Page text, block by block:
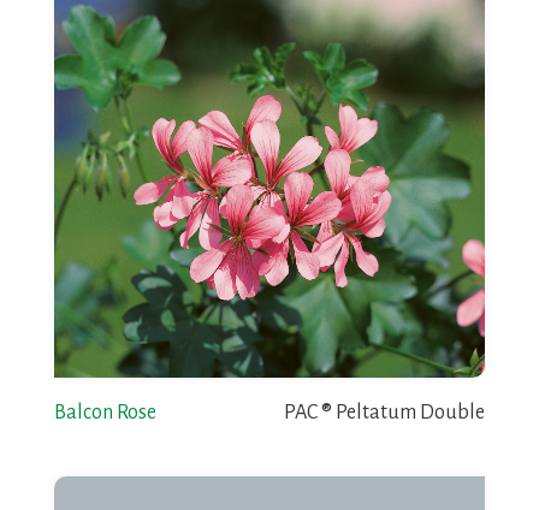
Balcon Rose PAC ® Peltatum Double